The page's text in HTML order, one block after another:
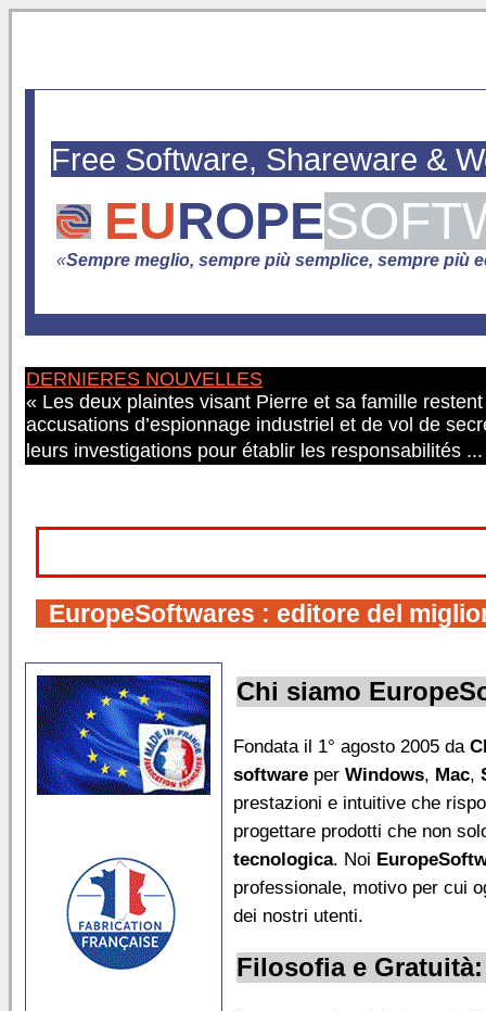
Free Software, Shareware &
EUROPE
«Sempre meglio, sempre più semplice, sempre più
DERNIERES NOUVELLES
« Les deux plaintes visant Pierre et sa famille
accusations d’espionnage industriel et de vol de
leurs investigations pour établir les responsabilités
EuropeSoftwares : editore del
Chi siamo
Fondata il 1° agosto 2005 da
software per Windows, Mac,
prestazioni e intuitive che
progettare prodotti che non
tecnologica. Noi
professionale, motivo per cui
dei nostri utenti.
Filosofia e